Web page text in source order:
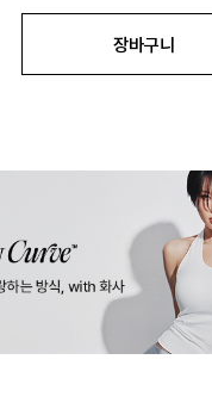
장바구니